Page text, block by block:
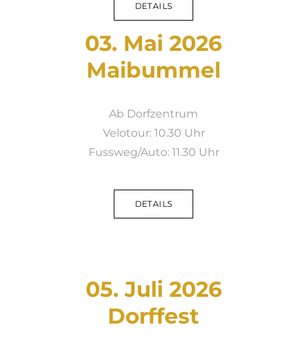
DETAILS
03. Mai 2026
​Maibummel
Ab Dorfzentrum
Velotour: 10.30 Uhr
Fussweg/Auto: 11.30 Uhr
DETAILS
05. Juli 2026
​Dorffest